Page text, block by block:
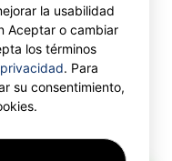
Limited.
la usabilidad
Aceptar o cambiar
los términos
. Para
su consentimiento,